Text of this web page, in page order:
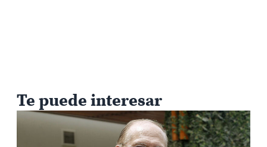
Te puede interesar